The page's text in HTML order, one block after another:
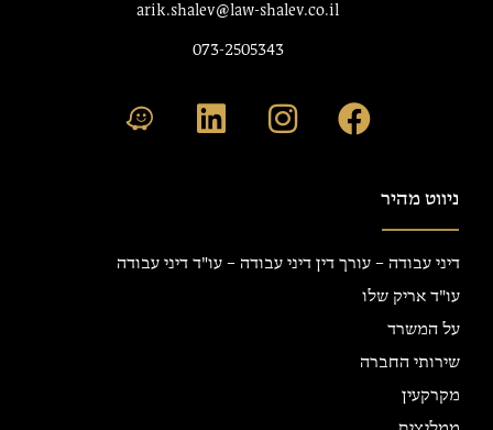
arik.shalev@law-shalev.co.il
073-2505343
ניווט מהיר
דיני עבודה – עורך דין דיני עבודה – עו"ד דיני עבודה
עו"ד אריק שלו
על המשרד
שירותי החברה
מקרקעין